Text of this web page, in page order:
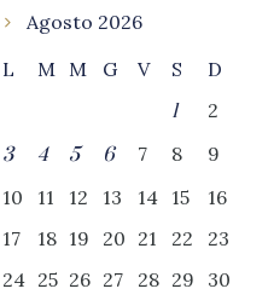
Agosto 2026
L
M M G V S
D
1
2
3
4 5 6 7 8
9
10
11 12 13 14 15
16
17
18 19 20 21 22
23
24 25 26 27 28 29
30